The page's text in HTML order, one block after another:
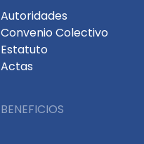
Autoridades
Convenio Colectivo
Estatuto
Actas
BENEFICIOS